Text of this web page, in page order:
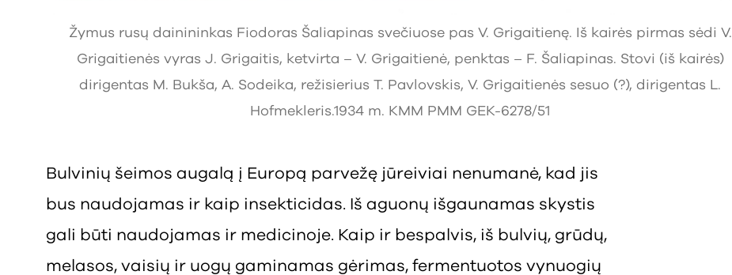
Žymus rusų dainininkas Fiodoras Šaliapinas svečiuose pas V. Grigaitienę. Iš kairės pirmas sėdi V.
Grigaitienės vyras J. Grigaitis, ketvirta – V. Grigaitienė, penktas – F. Šaliapinas. Stovi (iš kairės)
dirigentas M. Bukša, A. Sodeika, režisierius T. Pavlovskis, V. Grigaitienės sesuo (?), dirigentas L.
Hofmekleris.1934 m. KMM PMM GEK-6278/51
Bulvinių šeimos augalą į Europą parvežę jūreiviai nenumanė, kad jis
bus naudojamas ir kaip insekticidas. Iš aguonų išgaunamas skystis
gali būti naudojamas ir medicinoje. Kaip ir bespalvis, iš bulvių, grūdų,
melasos, vaisių ir uogų gaminamas gėrimas, fermentuotos vynuogių